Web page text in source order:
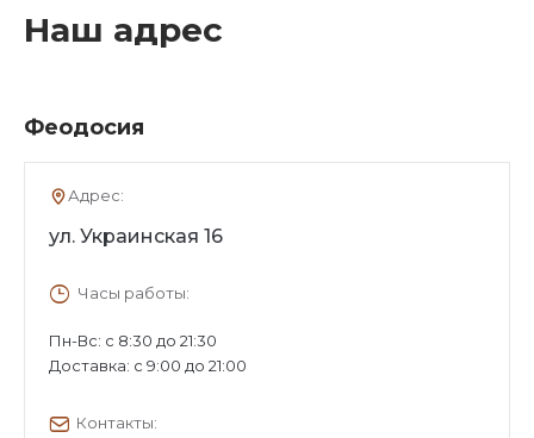
Наш адрес
Феодосия
Адрес:
ул. Украинская 16
Часы работы:
Пн-Вс: с 8:30 до 21:30
Доставка: с 9:00 до 21:00
Контакты: